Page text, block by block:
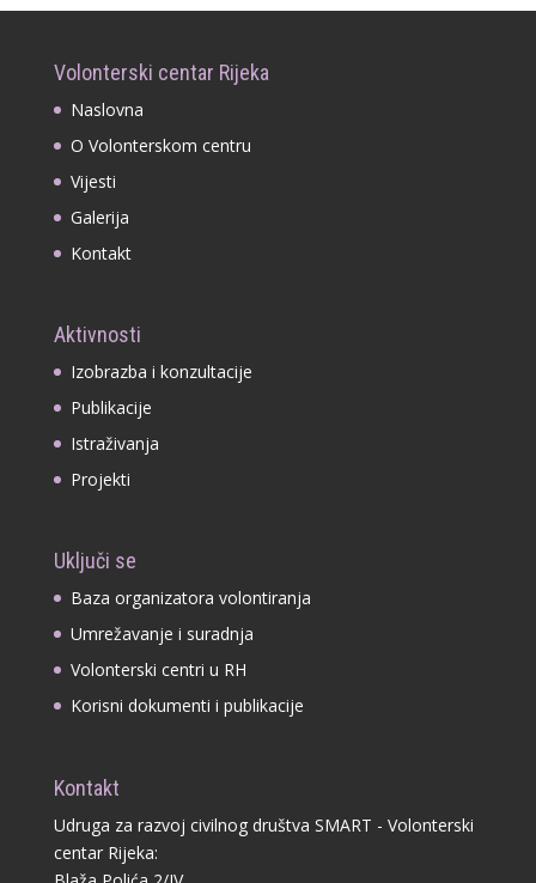
Volonterski centar Rijeka
Naslovna
O Volonterskom centru
Vijesti
Galerija
Kontakt
Aktivnosti
Izobrazba i konzultacije
Publikacije
Istraživanja
Projekti
Uključi se
Baza organizatora volontiranja
Umrežavanje i suradnja
Volonterski centri u RH
Korisni dokumenti i publikacije
Kontakt
Udruga za razvoj civilnog društva SMART - Volonterski
centar Rijeka: